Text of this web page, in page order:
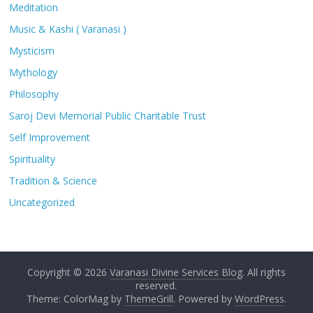
Meditation
Music & Kashi ( Varanasi )
Mysticism
Mythology
Philosophy
Saroj Devi Memorial Public Charitable Trust
Self Improvement
Spirituality
Tradition & Science
Uncategorized
Copyright © 2026 Varanasi Divine Services Blog. All rights
reserved.
Theme: ColorMag by ThemeGrill. Powered by WordPress.